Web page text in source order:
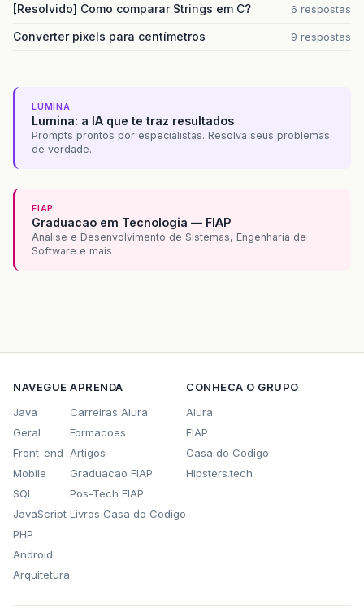
[Resolvido] Como comparar Strings em C? 6 respostas
Converter pixels para centímetros 9 respostas
LUMINA
Lumina: a IA que te traz resultados
Prompts prontos por especialistas. Resolva seus problemas
de verdade.
FIAP
Graduacao em Tecnologia — FIAP
Analise e Desenvolvimento de Sistemas, Engenharia de
Software e mais
NAVEGUE
Java
Geral
Front-end
Mobile
SQL
JavaScript
PHP
Android
Arquitetura
APRENDA
Carreiras Alura
Formacoes
Artigos
Graduacao FIAP
Pos-Tech FIAP
Livros Casa do Codigo
CONHECA O GRUPO
Alura
FIAP
Casa do Codigo
Hipsters.tech